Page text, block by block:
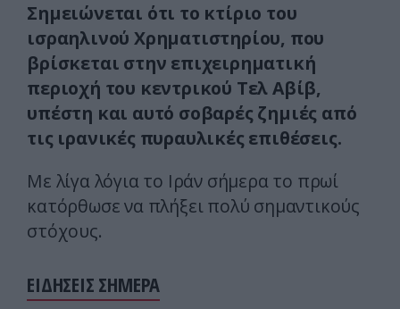
Σημειώνεται ότι το κτίριο του
ισραηλινού Χρηματιστηρίου, που
βρίσκεται στην επιχειρηματική
περιοχή του κεντρικού Τελ Αβίβ,
υπέστη και αυτό σοβαρές ζημιές από
τις ιρανικές πυραυλικές επιθέσεις.
Με λίγα λόγια το Ιράν σήμερα το πρωί
κατόρθωσε να πλήξει πολύ σημαντικούς
στόχους.
ΕΙΔΗΣΕΙΣ ΣΗΜΕΡΑ